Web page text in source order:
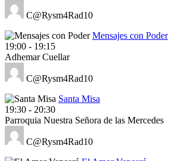
C@Rysm4Rad10
Mensajes con Poder
19:00 - 19:15
Adhemar Cuellar
C@Rysm4Rad10
Santa Misa
19:30 - 20:30
Parroquia Nuestra Señora de las Mercedes
C@Rysm4Rad10